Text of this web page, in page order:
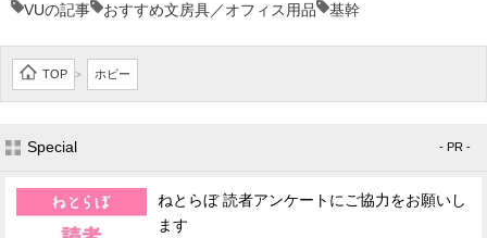
VUの記事 おすすめ文房具／オフィス用品 基幹
TOP > ホビー
Special - PR -
ねとらぼ 読者アンケートにご協力をお願いし
ます